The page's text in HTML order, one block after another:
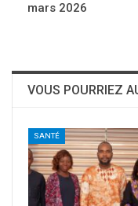
mars 2026
VOUS POURRIEZ
SANTÉ